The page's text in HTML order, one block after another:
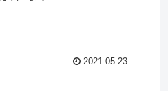
2021.05.23